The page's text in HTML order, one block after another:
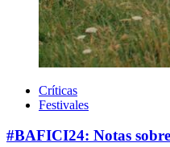
Críticas
Festivales
#BAFICI24: Notas